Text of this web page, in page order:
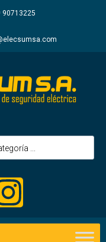
90713225